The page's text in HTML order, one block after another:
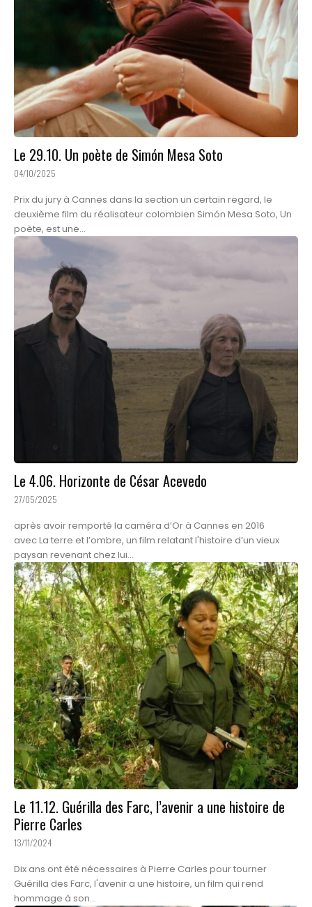
Le 29.10. Un poète de Simón Mesa Soto
04/10/2025
Prix du jury à Cannes dans la section un certain regard, le
deuxième film du réalisateur colombien Simón Mesa Soto, Un
poète, est une...
Le 4.06. Horizonte de César Acevedo
27/05/2025
après avoir remporté la caméra d’Or à Cannes en 2016
avec La terre et l’ombre, un film relatant l'histoire d’un vieux
paysan revenant chez lui...
Le 11.12. Guérilla des Farc, l’avenir a une histoire de
Pierre Carles
13/11/2024
Dix ans ont été nécessaires à Pierre Carles pour tourner
Guérilla des Farc, l'avenir a une histoire, un film qui rend
hommage à son...